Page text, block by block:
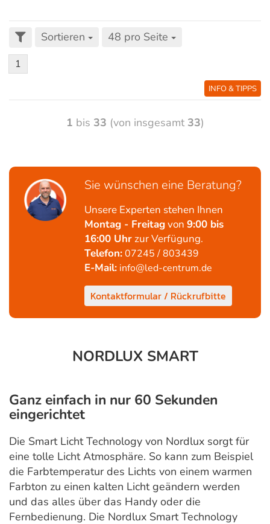
Sortieren 48 pro Seite
1
INFO & TIPPS
1 bis 33 (von insgesamt 33)
Sie wünschen eine Beratung?
Unsere Experten stehen Ihnen
Montag - Freitagvon 9:00 bis
16:00 Uhrzur Verfügung.
Telefon: 07245 / 803439
E-Mail: info@led-centrum.de
Kontaktformular / Rückrufbitte
NORDLUX SMART
Ganz einfach in nur 60 Sekunden
eingerichtet
Die Smart Licht Technology von Nordlux sorgt für
eine tolle Licht Atmosphäre. So kann zum Beispiel
die Farbtemperatur des Lichts von einem warmen
Farbton zu einen kalten Licht geändern werden
und das alles über das Handy oder die
Fernbedienung. Die Nordlux Smart Technology